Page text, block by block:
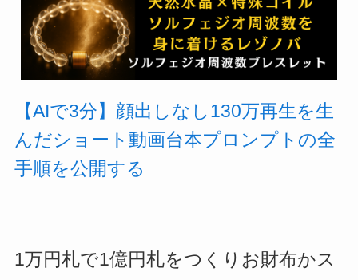
【AIで3分】顔出しなし130万再生を生
んだショート動画台本プロンプトの全
手順を公開する
1万円札で1億円札をつくりお財布かス